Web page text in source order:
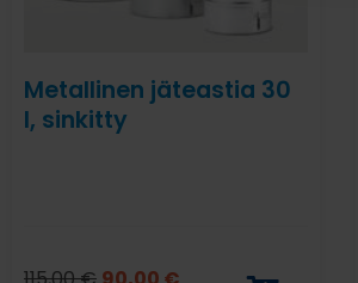
Metallinen jäteastia 30
l, sinkitty